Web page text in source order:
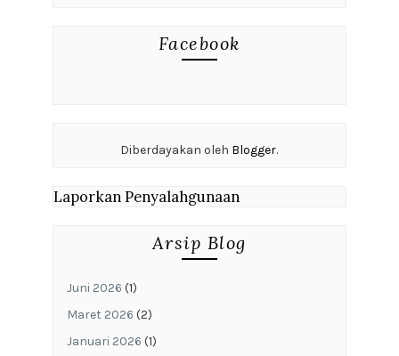
Facebook
Diberdayakan oleh Blogger.
Laporkan Penyalahgunaan
Arsip Blog
Juni 2026 (1)
Maret 2026 (2)
Januari 2026 (1)